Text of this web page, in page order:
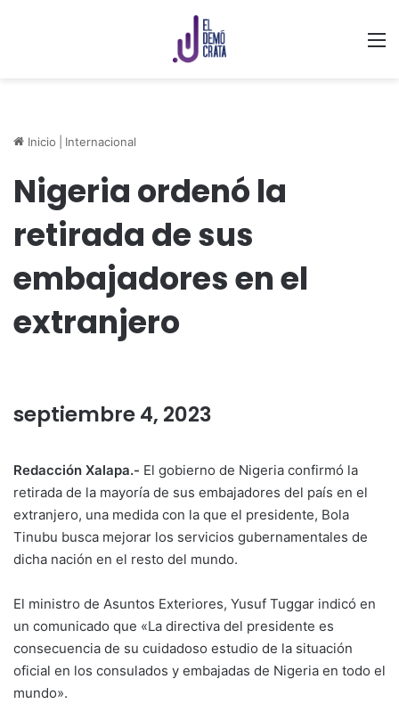
Inicio Internacional
Nigeria ordenó la
retirada de sus
embajadores en el
extranjero
septiembre 4, 2023
Redacción Xalapa.- El gobierno de Nigeria confirmó la
retirada de la mayoría de sus embajadores del país en el
extranjero, una medida con la que el presidente, Bola
Tinubu busca mejorar los servicios gubernamentales de
dicha nación en el resto del mundo.
El ministro de Asuntos Exteriores, Yusuf Tuggar indicó en
un comunicado que «La directiva del presidente es
consecuencia de su cuidadoso estudio de la situación
oficial en los consulados y embajadas de Nigeria en todo el
mundo».